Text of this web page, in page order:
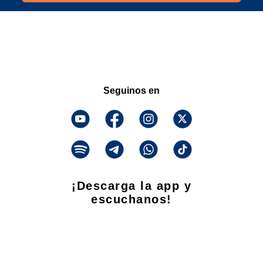
Seguinos en
¡Descarga la app y
escuchanos!